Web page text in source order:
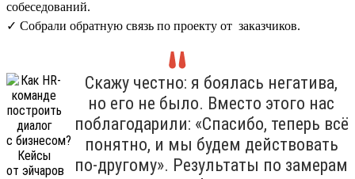
собеседований.
✓ Собрали обратную связь по проекту от заказчиков.
Скажу честно: я боялась негатива,
но его не было. Вместо этого нас
поблагодарили: «Спасибо, теперь всё
понятно, и мы будем действовать
по-другому». Результаты по замерам